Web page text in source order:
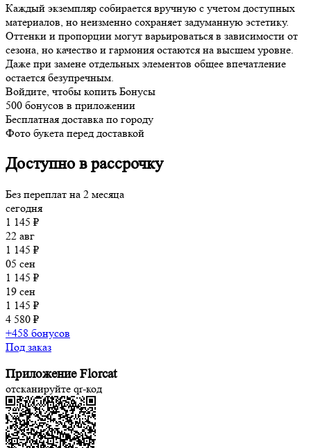
Каждый экземпляр собирается вручную с учетом доступных
материалов, но неизменно сохраняет задуманную эстетику.
Оттенки и пропорции могут варьироваться в зависимости от
сезона, но качество и гармония остаются на высшем уровне.
Даже при замене отдельных элементов общее впечатление
остается безупречным.
Войдите, чтобы копить Бонусы
500 бонусов в приложении
Бесплатная доставка по городу
Фото букета перед доставкой
Доступно в рассрочку
Без переплат на 2 месяца
сегодня
1 145 ₽
22 авг
1 145 ₽
05 сен
1 145 ₽
19 сен
1 145 ₽
4 580 ₽
+458 бонусов
Под заказ
Приложение Florcat
отсканируйте qr-код